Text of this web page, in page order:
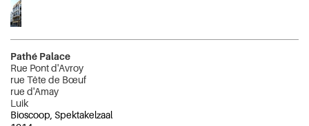
Pathé Palace
Rue Pont d'Avroy
rue Tête de Bœuf
rue d'Amay
Luik
Bioscoop, Spektakelzaal